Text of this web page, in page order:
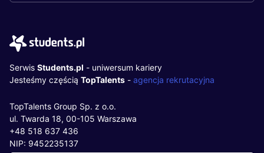
Serwis Students.pl - uniwersum kariery
Jesteśmy częścią TopTalents - agencja rekrutacyjna
TopTalents Group Sp. z o.o.
ul. Twarda 18, 00-105 Warszawa
+48 518 637 436
NIP: 9452235137